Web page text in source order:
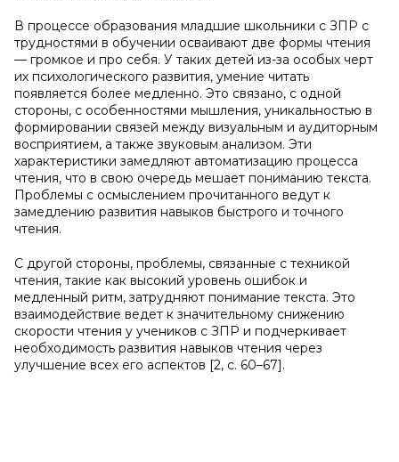
В процессе образования младшие школьники с ЗПР с
трудностями в обучении осваивают две формы чтения
— громкое и про себя. У таких детей из-за особых черт
их психологического развития, умение читать
появляется более медленно. Это связано, с одной
стороны, с особенностями мышления, уникальностью в
формировании связей между визуальным и аудиторным
восприятием, а также звуковым анализом. Эти
характеристики замедляют автоматизацию процесса
чтения, что в свою очередь мешает пониманию текста.
Проблемы с осмыслением прочитанного ведут к
замедлению развития навыков быстрого и точного
чтения.
С другой стороны, проблемы, связанные с техникой
чтения, такие как высокий уровень ошибок и
медленный ритм, затрудняют понимание текста. Это
взаимодействие ведет к значительному снижению
скорости чтения у учеников с ЗПР и подчеркивает
необходимость развития навыков чтения через
улучшение всех его аспектов [2, с. 60–67].